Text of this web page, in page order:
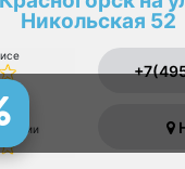
Никольская 52